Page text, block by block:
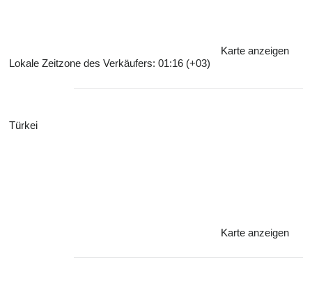
Karte anzeigen
Lokale Zeitzone des Verkäufers: 01:16 (+03)
Türkei
Karte anzeigen